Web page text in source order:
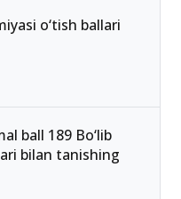
o‘tish ballari
ball 189 Bo‘lib
bilan tanishing